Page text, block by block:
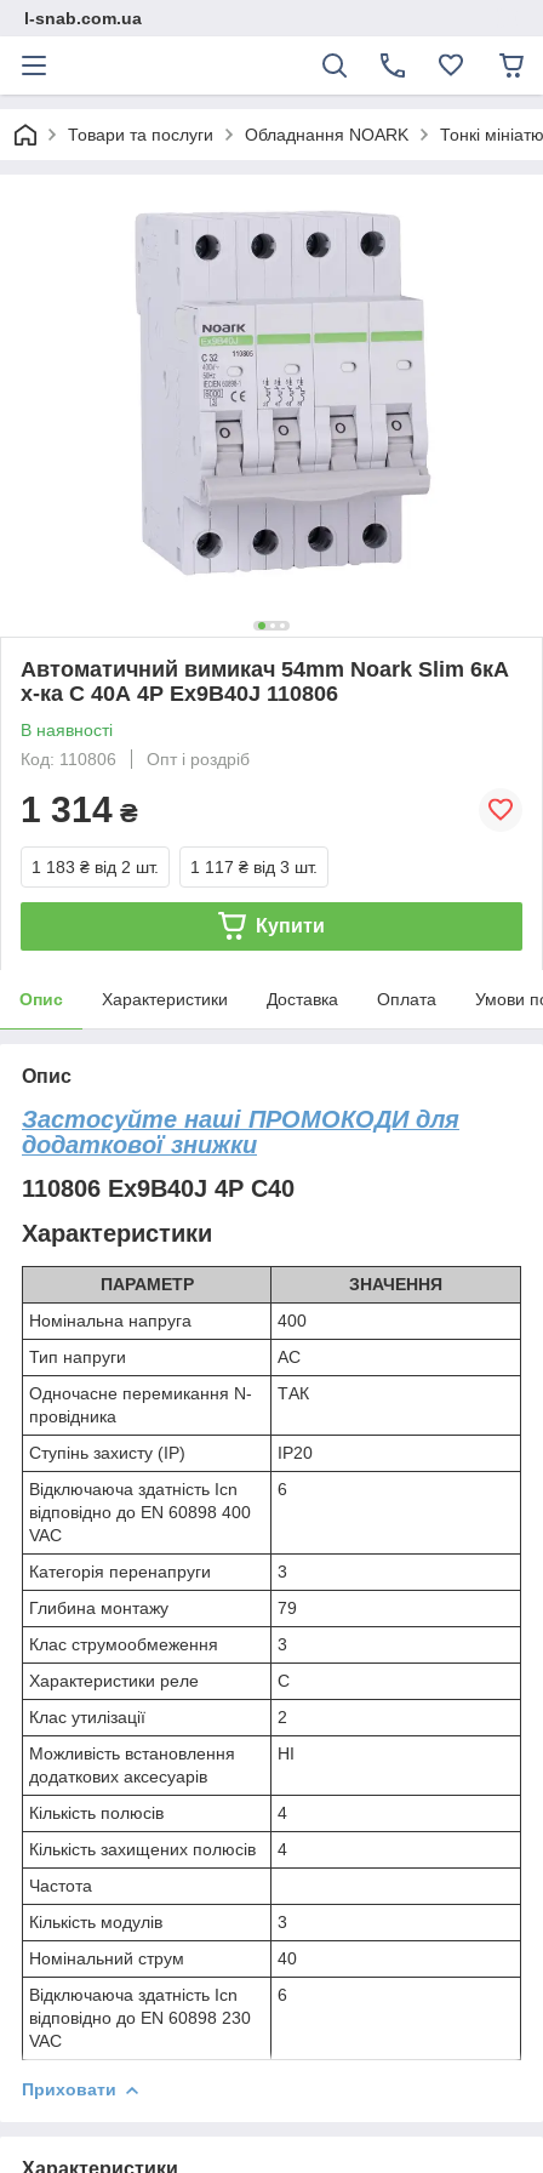
l-snab.com.ua
Товари та послуги Обладнання NOARK Тонкі
Автоматичний вимикач 54mm Noark Slim 6кА
х-ка C 40А 4P Ex9B40J 110806
В наявності
Код: 110806
Опт і роздріб
1 314 ₴
1 183 ₴ від 2 шт. 1 117 ₴ від 3 шт.
Купити
Опис Характеристики Доставка Оплата Умови
Опис
Застосуйте наші ПРОМОКОДИ для
додаткової знижки
110806 Ex9B40J 4P C40
Характеристики
ПАРАМЕТР
ЗНАЧЕННЯ
Номінальна напруга
400
Тип напруги
AC
Одночасне перемикання N-
провідника
ТАК
Ступінь захисту (IP)
IP20
Відключаюча здатність Icn
відповідно до EN 60898 400
VAC
6
Категорія перенапруги
3
Глибина монтажу
79
Клас струмообмеження
3
Характеристики реле
C
Клас утилізації
2
Можливість встановлення
додаткових аксесуарів
НІ
Кількість полюсів
4
Кількість захищених полюсів
4
Частота
Кількість модулів
3
Номінальний струм
40
Відключаюча здатність Icn
відповідно до EN 60898 230
VAC
6
Приховати
Характеристики